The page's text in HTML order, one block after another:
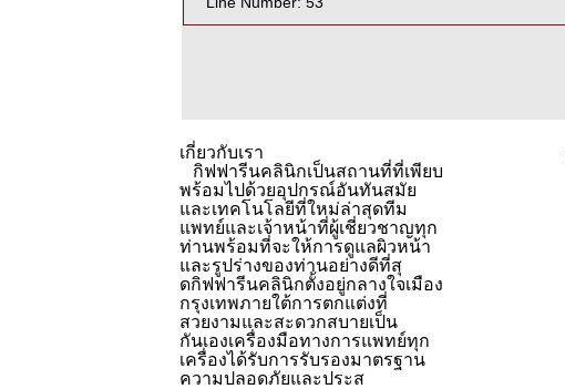
เกี่ยวกับเรา
กิฟฟารีนคลินิกเป็นสถานที่ที่เพียบ
พร้อมไปด้วยอุปกรณ์อันทันสมัย
และเทคโนโลยีที่ใหม่ล่าสุดทีม
แพทย์และเจ้าหน้าที่ผู้เชี่ยวชาญทุก
ท่านพร้อมที่จะให้การดูแลผิวหน้า
และรูปร่างของท่านอย่างดีที่สุ
ดกิฟฟารีนคลินิกตั้งอยู่กลางใจเมือง
กรุงเทพภายใต้การตกแต่งที่
สวยงามและสะดวกสบายเป็น
กันเองเครื่องมือทางการแพทย์ทุก
เครื่องได้รับการรับรองมาตรฐาน
ความปลอดภัยและประส